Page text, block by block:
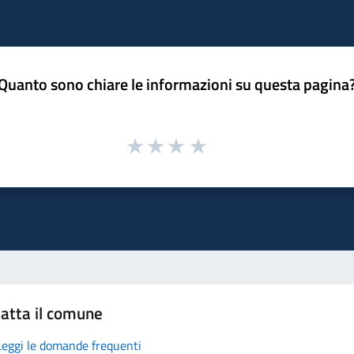
sono chiare le informazioni su questa
il comune
le domande frequenti